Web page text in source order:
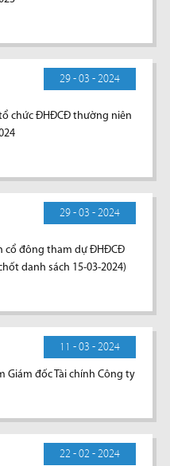
29 - 03 - 2024
chức ĐHĐCĐ thường niên
29 - 03 - 2024
cổ đông tham dự ĐHĐCĐ
danh sách 15-03-2024)
11 - 03 - 2024
Giám đốc Tài chính Công ty
22 - 02 - 2024